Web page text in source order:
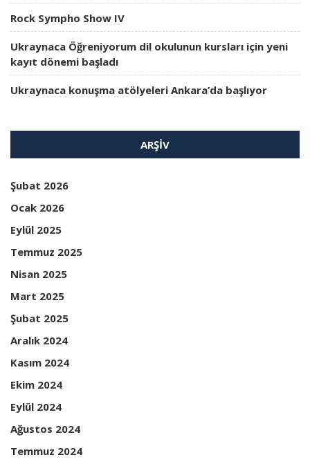
Rock Sympho Show IV
Ukraynaca Öğreniyorum dil okulunun kursları için yeni
kayıt dönemi başladı
Ukraynaca konuşma atölyeleri Ankara’da başlıyor
ARŞIV
Şubat 2026
Ocak 2026
Eylül 2025
Temmuz 2025
Nisan 2025
Mart 2025
Şubat 2025
Aralık 2024
Kasım 2024
Ekim 2024
Eylül 2024
Ağustos 2024
Temmuz 2024